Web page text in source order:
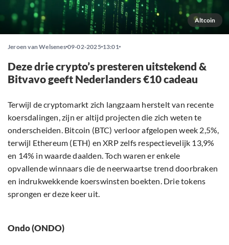
Altcoin
Jeroen van Welsenes 09-02-2025 13:01
Deze drie crypto’s presteren uitstekend &
Bitvavo geeft Nederlanders €10 cadeau
Terwijl de cryptomarkt zich langzaam herstelt van recente
koersdalingen, zijn er altijd projecten die zich weten te
onderscheiden. Bitcoin (BTC) verloor afgelopen week 2,5%,
terwijl Ethereum (ETH) en XRP zelfs respectievelijk 13,9%
en 14% in waarde daalden. Toch waren er enkele
opvallende winnaars die de neerwaartse trend doorbraken
en indrukwekkende koerswinsten boekten. Drie tokens
sprongen er deze keer uit.
Ondo (ONDO)